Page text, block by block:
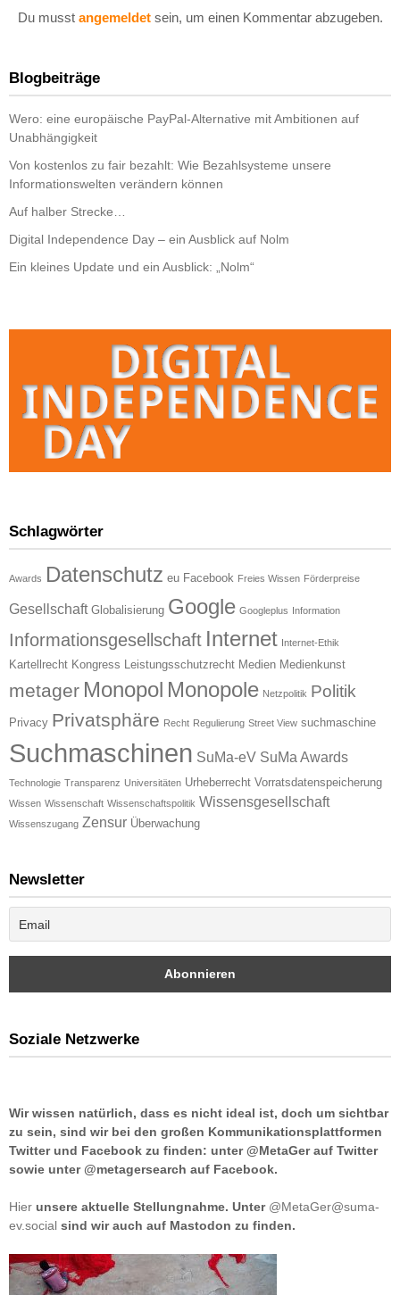
Du musst angemeldetsein, um einen Kommentar abzugeben.
Blogbeiträge
Wero: eine europäische PayPal-Alternative mit Ambitionen auf
Unabhängigkeit
Von kostenlos zu fair bezahlt: Wie Bezahlsysteme unsere
Informationswelten verändern können
Auf halber Strecke…
Digital Independence Day – ein Ausblick auf Nolm
Ein kleines Update und ein Ausblick: „Nolm“
Schlagwörter
Awards Datenschutz eu Facebook Freies Wissen Förderpreise
Gesellschaft Globalisierung Google Googleplus Information
Informationsgesellschaft Internet Internet-Ethik
Kartellrecht Kongress Leistungsschutzrecht Medien Medienkunst
metager Monopol Monopole Netzpolitik Politik
Privacy Privatsphäre Recht Regulierung Street View suchmaschine
Suchmaschinen SuMa-eV SuMa Awards
Technologie Transparenz Universitäten Urheberrecht Vorratsdatenspeicherung
Wissen Wissenschaft Wissenschaftspolitik Wissensgesellschaft
Wissenszugang Zensur Überwachung
Newsletter
Soziale Netzwerke
Wir wissen natürlich, dass es nicht ideal ist, doch um sichtbar
zu sein, sind wir bei den großen Kommunikationsplattformen
Twitter und Facebook zu finden: unter @MetaGer auf Twitter
sowie unter @metagersearch auf Facebook.
Hier unsere aktuelle Stellungnahme. Unter @MetaGer@suma-
ev.social sind wir auch auf Mastodon zu finden.